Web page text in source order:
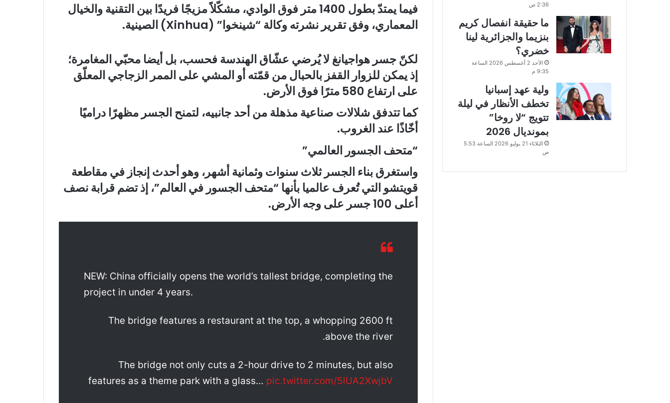
فيما يمتدّ بطول 1400 متر فوق الوادي، مشكّلاً مزيجًا فريدًا بين التقنية والخيال
المعماري، وفق تقرير نشرته وكالة “شينخوا” (Xinhua) الصينية.
لكنّ جسر هواجيانغ لا يُرضي عشّاق الهندسة فحسب، بل أيضا محبّي المغامرة؛
إذ يمكن للزوار القفز بالحبال من قمّته أو المشي على الممر الزجاجي المعلّق
على ارتفاع 580 مترًا فوق الأرض.
كما تتدفق شلالات صناعية مذهلة من أحد جانبيه، لتمنح الجسر مظهرًا دراميًا
أخّاذًا عند الغروب.
“متحف الجسور العالمي”
واستغرق بناء الجسر ثلاث سنوات وثمانية أشهر، وهو أحدث إنجاز في مقاطعة
قويتشو التي تُعرف عالميا بأنها “متحف الجسور في العالم”، إذ تضم قرابة نصف
أعلى 100 جسر على وجه الأرض.
NEW: China officially opens the world’s tallest bridge, completing the
project in under 4 years.
The bridge features a restaurant at the top, a whopping 2600 ft
above the river.
The bridge not only cuts a 2-hour drive to 2 minutes, but also
features as a theme park with a glass… pic.twitter.com/5lUA2XwjbV
2:36 ص
ما حقيقة انفصال كريم
بنزيما والجزائرية لينا
خضري؟
الأحد 2 أغسطس 2026 الساعة
9:35 م
ولية عهد إسبانيا
تخطف الأنظار في ليلة
تتويج “لا روخا”
بمونديال 2026
الثلاثاء 21 يوليو 2026 الساعة 5:53
ص